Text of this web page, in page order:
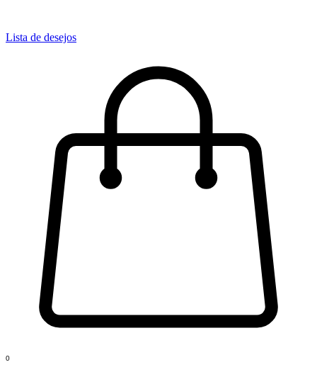
Lista de desejos
0